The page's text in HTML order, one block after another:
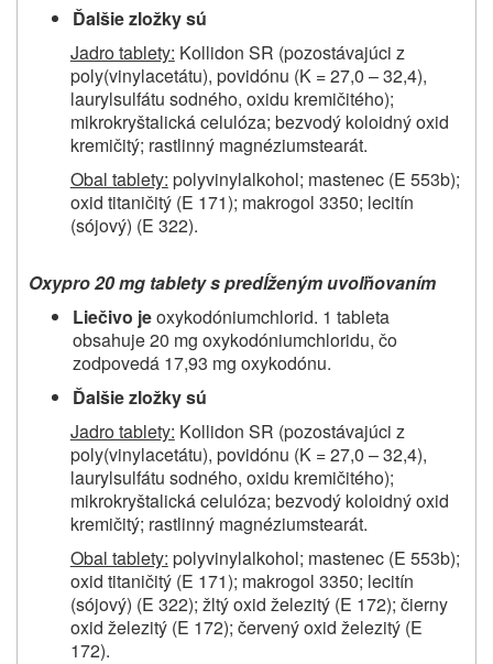
Ďalšie zložky sú
Jadro tablety: Kollidon SR (pozostávajúci z
poly(vinylacetátu), povidónu (K = 27,0 – 32,4),
laurylsulfátu sodného, oxidu kremičitého);
mikrokryštalická celulóza; bezvodý koloidný oxid
kremičitý; rastlinný magnéziumstearát.
Obal tablety: polyvinylalkohol; mastenec (E 553b);
oxid titaničitý (E 171); makrogol 3350; lecitín
(sójový) (E 322).
Oxypro 20 mg tablety s predĺženým uvoľňovaním
Liečivo jeoxykodóniumchlorid. 1 tableta
obsahuje 20 mg oxykodóniumchloridu, čo
zodpovedá 17,93 mg oxykodónu.
Ďalšie zložky sú
Jadro tablety: Kollidon SR (pozostávajúci z
poly(vinylacetátu), povidónu (K = 27,0 – 32,4),
laurylsulfátu sodného, oxidu kremičitého);
mikrokryštalická celulóza; bezvodý koloidný oxid
kremičitý; rastlinný magnéziumstearát.
Obal tablety: polyvinylalkohol; mastenec (E 553b);
oxid titaničitý (E 171); makrogol 3350; lecitín
(sójový) (E 322); žltý oxid železitý (E 172); čierny
oxid železitý (E 172); červený oxid železitý (E
172).